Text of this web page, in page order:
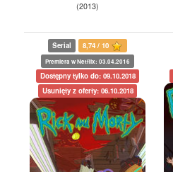
(2013)
Serial 8,74 / 10
Premiera w Netflix: 03.04.2016
Dostępny tylko do: 09.10.2018
Usunięty z oferty: 06.10.2018